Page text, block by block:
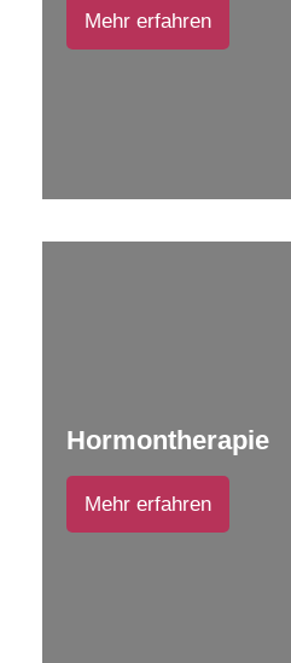
Mehr erfahren
Hormontherapie
Mehr erfahren